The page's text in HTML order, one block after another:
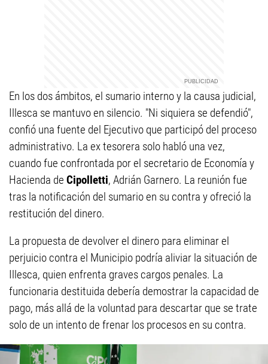
En los dos ámbitos, el sumario interno y la causa judicial,
Illesca se mantuvo en silencio. "Ni siquiera se defendió",
confió una fuente del Ejecutivo que participó del proceso
administrativo. La ex tesorera solo habló una vez,
cuando fue confrontada por el secretario de Economía y
Hacienda de Cipolletti, Adrián Garnero. La reunión fue
tras la notificación del sumario en su contra y ofreció la
restitución del dinero.
La propuesta de devolver el dinero para eliminar el
perjuicio contra el Municipio podría aliviar la situación de
Illesca, quien enfrenta graves cargos penales. La
funcionaria destituida debería demostrar la capacidad de
pago, más allá de la voluntad para descartar que se trate
solo de un intento de frenar los procesos en su contra.